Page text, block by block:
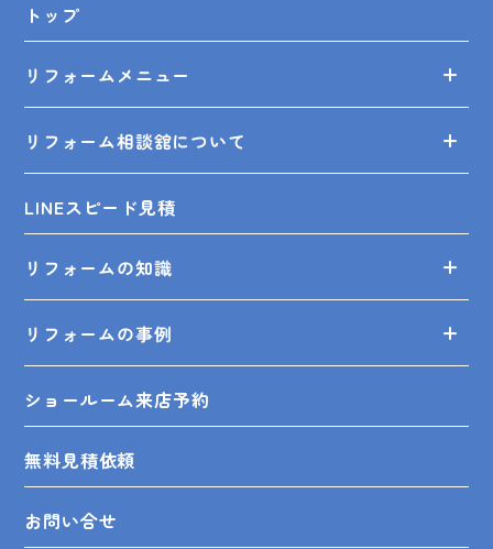
トップ
リフォームメニュー
リフォーム相談舘について
LINEスピード見積
リフォームの知識
リフォームの事例
ショールーム来店予約
無料見積依頼
お問い合せ